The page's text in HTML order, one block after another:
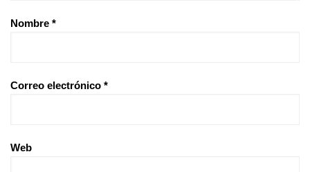
Nombre *
Correo electrónico *
Web